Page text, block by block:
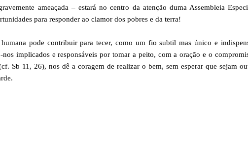
ameaçada – estará no centro da atenção duma Assembleia
para responder ao clamor dos pobres e da terra!
pode contribuir para tecer, como um fio subtil mas único e
implicados e responsáveis por tomar a peito, com a oração e o
Sb 11, 26), nos dê a coragem de realizar o bem, sem esperar que sejam